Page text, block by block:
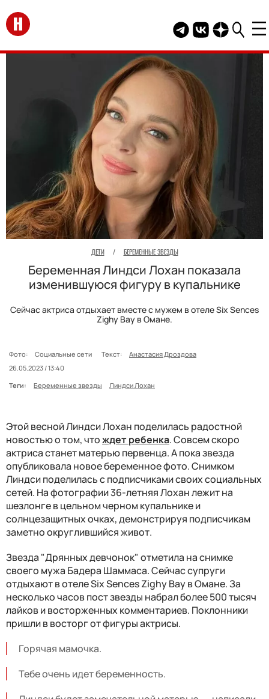
Перейти на главную
Telegram канал
Группа HELLO
Канал
ДЕТИ / БЕРЕМЕННЫЕ ЗВЕЗДЫ
Беременная Линдси Лохан показала
изменившуюся фигуру в купальнике
Сейчас актриса отдыхает вместе с мужем в отеле Six Sences
Zighy Bay в Омане.
Фото: Социальные сети Текст:
Анастасия Дроздова
26.05.2023 / 13:40
Теги:
Беременные звезды Линдси Лохан
Этой весной Линдси Лохан поделилась радостной
новостью о том, чтождет ребенка. Совсем скоро
актриса станет матерью первенца. А пока звезда
опубликовала новое беременное фото. Снимком
Линдси поделилась с подписчиками своих социальных
сетей. На фотографии 36-летняя Лохан лежит на
шезлонге в цельном черном купальнике и
солнцезащитных очках, демонстрируя подписчикам
заметно округлившийся живот.
Звезда "Дрянных девчонок" отметила на снимке
своего мужа Бадера Шаммаса. Сейчас супруги
отдыхают в отеле Six Sences Zighy Bay в Омане. За
несколько часов пост звезды набрал более 500 тысяч
лайков и восторженных комментариев. Поклонники
пришли в восторг от фигуры актрисы.
Горячая мамочка.
Тебе очень идет беременность.